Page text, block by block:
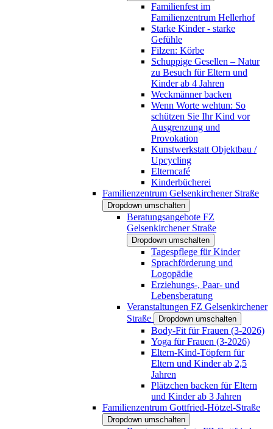
Familienfest im
Familienzentrum Hellerhof
Starke Kinder - starke
Gefühle
Filzen: Körbe
Schuppige Gesellen – Natur
zu Besuch für Eltern und
Kinder ab 4 Jahren
Weckmänner backen
Wenn Worte wehtun: So
schützen Sie Ihr Kind vor
Ausgrenzung und
Provokation
Kunstwerkstatt Objektbau /
Upcycling
Elterncafé
Kinderbücherei
Familienzentrum Gelsenkirchener Straße
Dropdown umschalten
Beratungsangebote FZ
Gelsenkirchener Straße
Dropdown umschalten
Tagespflege für Kinder
Sprachförderung und
Logopädie
Erziehungs-, Paar- und
Lebensberatung
Veranstaltungen FZ Gelsenkirchener
Straße
Dropdown umschalten
Body-Fit für Frauen (3-2026)
Yoga für Frauen (3-2026)
Eltern-Kind-Töpfern für
Eltern und Kinder ab 2,5
Jahren
Plätzchen backen für Eltern
und Kinder ab 3 Jahren
Familienzentrum Gottfried-Hötzel-Straße
Dropdown umschalten